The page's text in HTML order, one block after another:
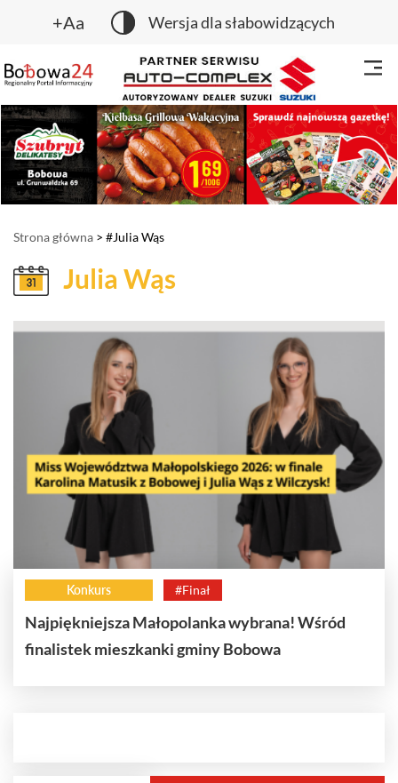
+Aa Wersja dla słabowidzących
Strona główna > #Julia Wąs
Julia Wąs
Konkurs #Finał
Najpiękniejsza Małopolanka wybrana! Wśród
finalistek mieszkanki gminy Bobowa